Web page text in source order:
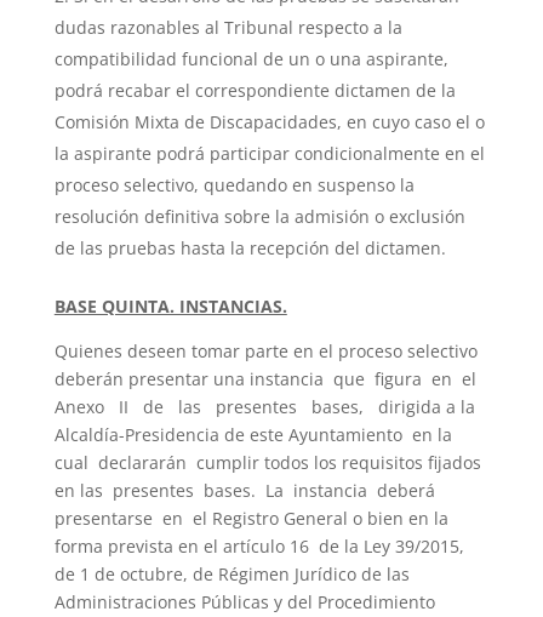
dudas razonables al Tribunal respecto a la
compatibilidad funcional de un o una aspirante,
podrá recabar el correspondiente dictamen de la
Comisión Mixta de Discapacidades, en cuyo caso el o
la aspirante podrá participar condicionalmente en el
proceso selectivo, quedando en suspenso la
resolución definitiva sobre la admisión o exclusión
de las pruebas hasta la recepción del dictamen.
BASE QUINTA. INSTANCIAS.
Quienes deseen tomar parte en el proceso selectivo
deberán presentar una instancia que figura en el
Anexo II de las presentes bases, dirigida a la
Alcaldía-Presidencia de este Ayuntamiento en la
cual declararán cumplir todos los requisitos fijados
en las presentes bases. La instancia deberá
presentarse en el Registro General o bien en la
forma prevista en el artículo 16 de la Ley 39/2015,
de 1 de octubre, de Régimen Jurídico de las
Administraciones Públicas y del Procedimiento